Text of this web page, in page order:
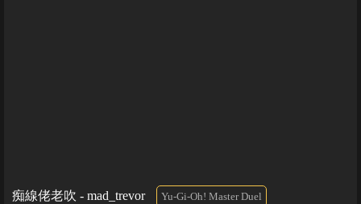
痴線佬老吹 - mad_trevor Yu-Gi-Oh! Master Duel